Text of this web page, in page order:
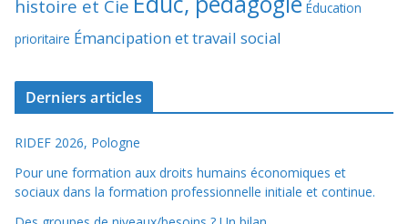
histoire et Cie
Éducation
prioritaire Émancipation et travail social
Derniers articles
RIDEF 2026, Pologne
Pour une formation aux droits humains économiques et
sociaux dans la formation professionnelle initiale et continue.